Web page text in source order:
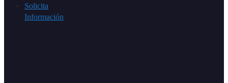
Solicita
Información